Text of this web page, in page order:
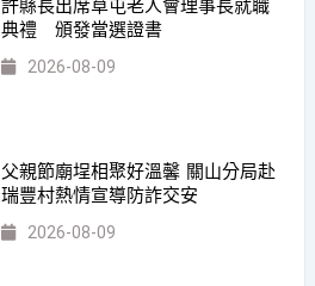
許縣長出席草屯老人會理事長就職
典禮 頒發當選證書
2026-08-09
父親節廟埕相聚好溫馨 關山分局赴
瑞豐村熱情宣導防詐交安
2026-08-09